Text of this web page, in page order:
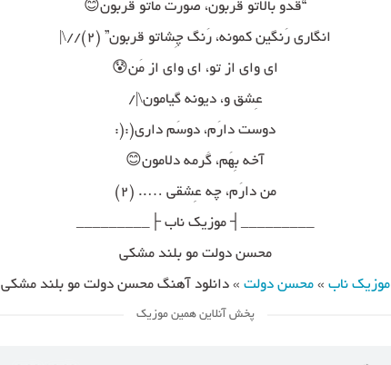
“قدو بالاتو قُربون، صورَت ماتو قُربون😊
انگاری رَنگین کمونه، رَنگ چِشاتو قربون” (۲)//\|
ای وای از تو، ای وای از مَن😰
عِشق و، دیونه گیامون\|/
دوست دارَم، دوسَم داری(:(:
آخه بِهَم، گَرمه دلامون😊
من دارَم، چه عِشقی ….. (۲)
_________┤ موزیک ناب ├_________
محسن دولت مو بلند مشکی
موزیک ناب »محسن دولت »دانلود آهنگ محسن دولت مو بلند مشکی
پخش آنلاین همین موزیک